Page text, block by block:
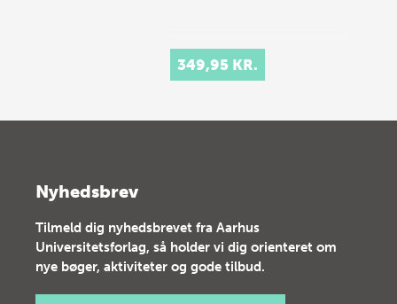
349,95 KR.
Nyhedsbrev
Tilmeld dig nyhedsbrevet fra Aarhus
Universitetsforlag, så holder vi dig orienteret om
nye bøger, aktiviteter og gode tilbud.